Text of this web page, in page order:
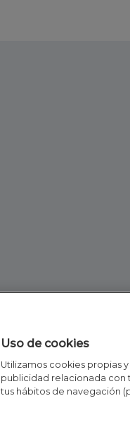
Uso de cookies
Utilizamos cookies propias
publicidad relacionada con
tus hábitos de navegación